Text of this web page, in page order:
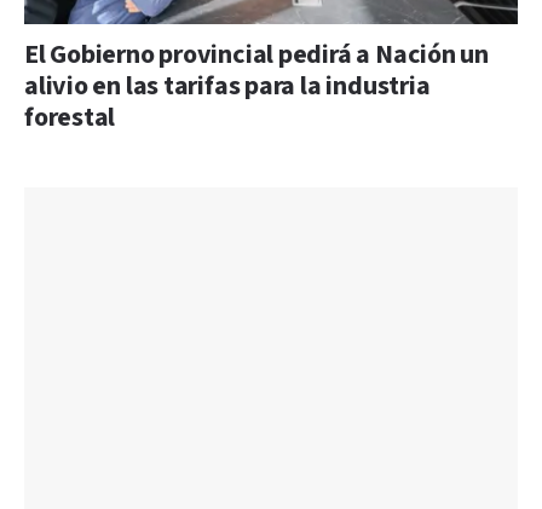
El Gobierno provincial pedirá a Nación un
alivio en las tarifas para la industria
forestal